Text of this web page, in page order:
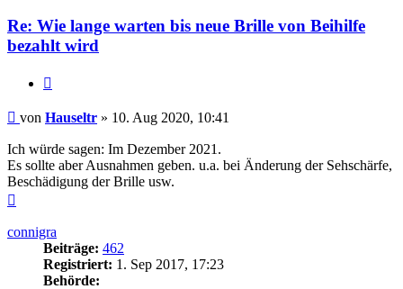
Re: Wie lange warten bis neue Brille von Beihilfe
bezahlt wird
Beitrag
von Hauseltr » 10. Aug 2020, 10:41
Ich würde sagen: Im Dezember 2021.
Es sollte aber Ausnahmen geben. u.a. bei Änderung der Sehschärfe,
Beschädigung der Brille usw.
connigra
Beiträge: 462
Registriert: 1. Sep 2017, 17:23
Behörde: